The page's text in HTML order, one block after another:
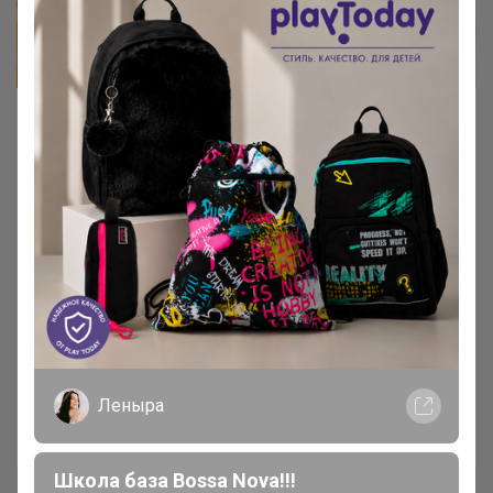
Колье из Турмалина
Камни для Скорпионов
со скидкой 15-25%
Основная польза оберегов из турмалина
заключается в их способности создавать вокруг
владельца непробиваемое магическое поле.
Благодаря ему владелец может не опасаться
Леныра
Школа база Bossa Nova!!!